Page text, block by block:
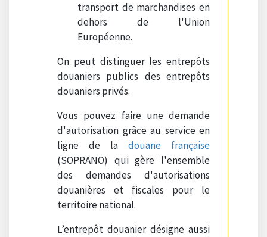
transport de marchandises en
dehors de l'Union
Européenne.
On peut distinguer les entrepôts
douaniers publics des entrepôts
douaniers privés.
Vous pouvez faire une demande
d'autorisation grâce au service en
ligne de la douane française
(SOPRANO) qui gère l'ensemble
des demandes d'autorisations
douanières et fiscales pour le
territoire national.
L’entrepôt douanier désigne aussi